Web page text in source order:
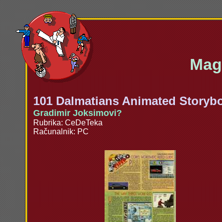
101 Dalmatians Animated
Gradimir Joksimovi?
Rubrika: CeDeTeka
Računalnik: PC